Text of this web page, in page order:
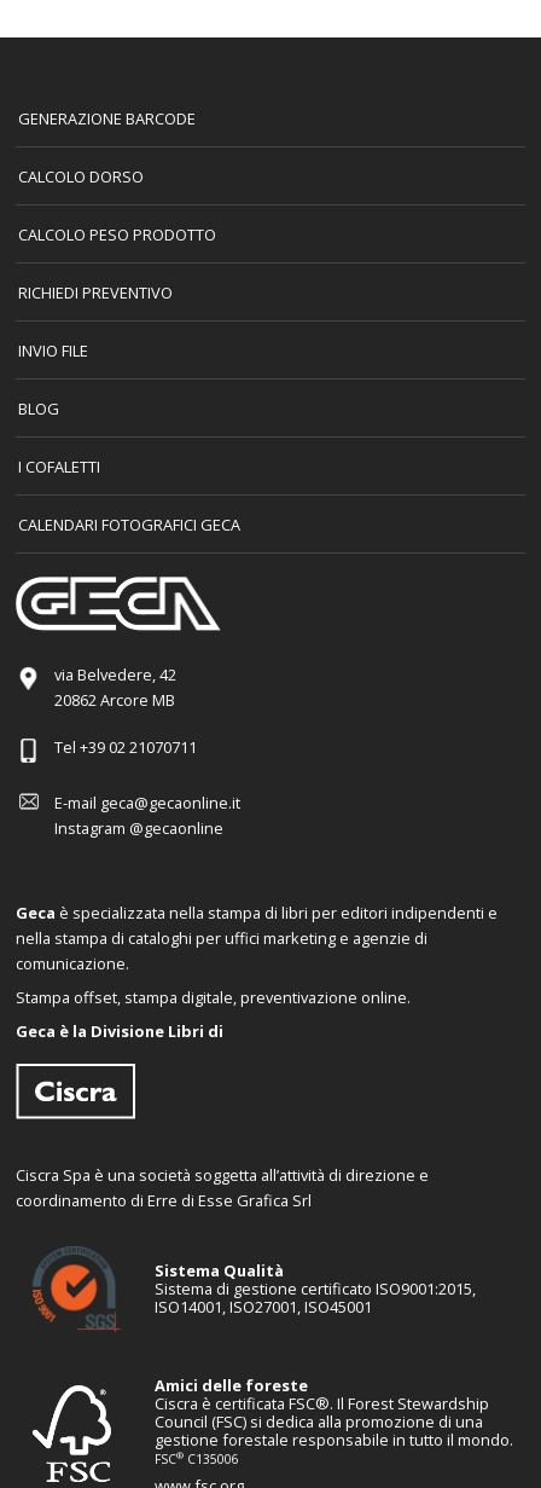
GENERAZIONE BARCODE
CALCOLO DORSO
CALCOLO PESO PRODOTTO
RICHIEDI PREVENTIVO
INVIO FILE
BLOG
I COFALETTI
CALENDARI FOTOGRAFICI GECA
via Belvedere, 42
20862 Arcore MB
Tel +39 02 21070711
E-mail geca@gecaonline.it
Instagram @gecaonline
Geca è specializzata nella stampa di libri per editori indipendenti e
nella stampa di cataloghi per uffici marketing e agenzie di
comunicazione.
Stampa offset, stampa digitale, preventivazione online.
Geca è la Divisione Libri di
Ciscra Spa è una società soggetta all’attività di direzione e
coordinamento di Erre di Esse Grafica Srl
Sistema Qualità
Sistema di gestione certificato ISO9001:2015,
ISO14001, ISO27001, ISO45001
Amici delle foreste
Ciscra è certificata FSC®. Il Forest Stewardship
Council (FSC) si dedica alla promozione di una
gestione forestale responsabile in tutto il mondo.
FSC® C135006